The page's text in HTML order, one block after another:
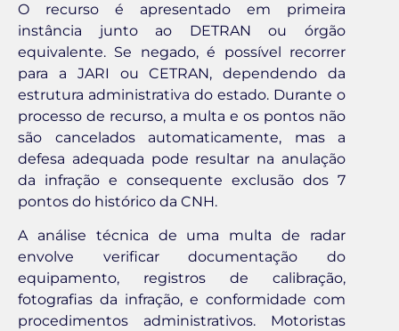
O recurso é apresentado em primeira
instância junto ao DETRAN ou órgão
equivalente. Se negado, é possível recorrer
para a JARI ou CETRAN, dependendo da
estrutura administrativa do estado. Durante o
processo de recurso, a multa e os pontos não
são cancelados automaticamente, mas a
defesa adequada pode resultar na anulação
da infração e consequente exclusão dos 7
pontos do histórico da CNH.
A análise técnica de uma multa de radar
envolve verificar documentação do
equipamento, registros de calibração,
fotografias da infração, e conformidade com
procedimentos administrativos. Motoristas